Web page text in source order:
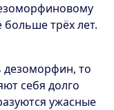
больше трёх лет.
дезоморфин, то
себя долго
ужасные